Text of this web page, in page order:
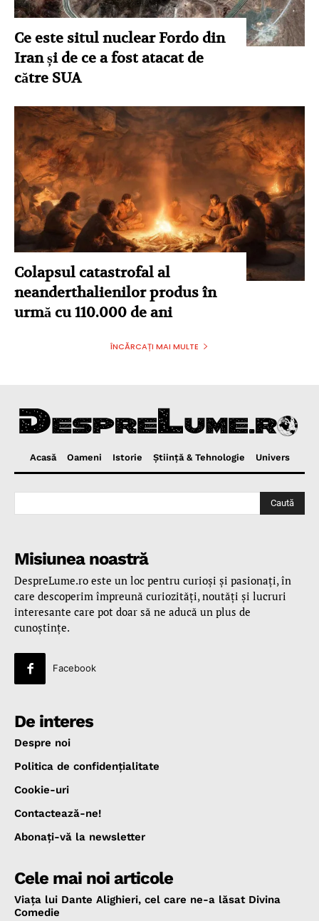
Ce este situl nuclear Fordo din
Iran și de ce a fost atacat de
către SUA
Colapsul catastrofal al
neanderthalienilor produs în
urmă cu 110.000 de ani
ÎNCĂRCAȚI MAI MULTE
Acasă Oameni Istorie Ştiinţă & Tehnologie Univers
Caută
Misiunea noastră
DespreLume.ro este un loc pentru curioşi şi pasionaţi, în
care descoperim împreună curiozităţi, noutăţi şi lucruri
interesante care pot doar să ne aducă un plus de
cunoştinţe.
Facebook
De interes
Despre noi
Politica de confidenţialitate
Cookie-uri
Contactează-ne!
Abonaţi-vă la newsletter
Cele mai noi articole
Viața lui Dante Alighieri, cel care ne-a lăsat Divina
Comedie